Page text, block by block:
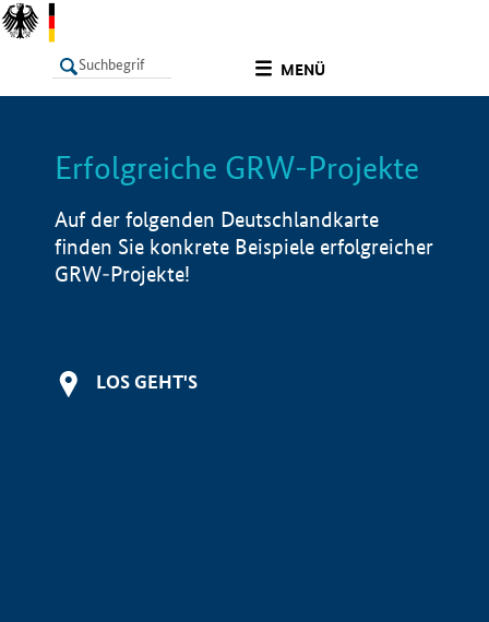
MENÜ
LISTE Info
Erfolgreiche GRW-Projekte
Auf der folgenden Deutschlandkarte
finden Sie konkrete Beispiele erfolgreicher
GRW-Projekte!
LOS GEHT'S